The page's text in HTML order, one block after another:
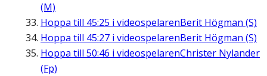
(M)
Hoppa till 45:25 i videospelarenBerit Högman (S)
Hoppa till 45:27 i videospelarenBerit Högman (S)
Hoppa till 50:46 i videospelarenChrister Nylander
(Fp)